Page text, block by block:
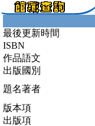
最後更新時間
ISBN
作品語文
出版國別
題名著者
版本項
出版項